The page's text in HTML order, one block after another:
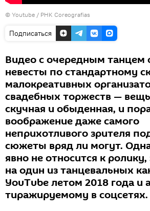
© Youtube / PHK Coreografias
Подписаться
Видео с очередным танцем
невесты по стандартному
малокреативных
свадебных торжеств —
скучная и обыденная, и
воображение даже самого
неприхотливого зрителя
сюжеты вряд ли могут.
явно не относится к
на один из танцевальных
YouTube летом 2018 года и
тиражируемому в соцсетях.